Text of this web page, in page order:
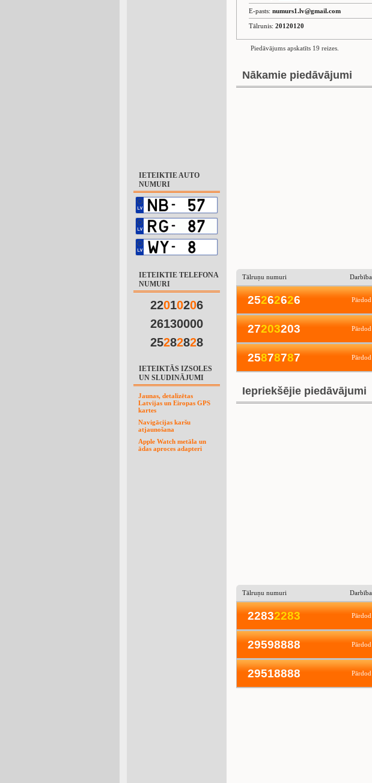
IETEIKTIE AUTO
NUMURI
IETEIKTIE TELEFONA
NUMURI
22010206
26130000
25282828
IETEIKTĀS IZSOLES
UN SLUDINĀJUMI
Jaunas, detalizētas
Latvijas un Eiropas GPS
kartes
Navigācijas karšu
atjaunošana
Apple Watch metāla un
ādas aproces adapteri
E-pasts: numurs1.lv@gmail.com
Tālrunis: 20120120
Piedāvājums apskatīts 19 reizes.
Nākamie piedāvājumi
Tālruņu numuri Darbība
25262626 Pārdod
27203203 Pārdod
25878787 Pārdod
Iepriekšējie piedāvājumi
Tālruņu numuri Darbība
22832283 Pārdod
29598888 Pārdod
29518888 Pārdod